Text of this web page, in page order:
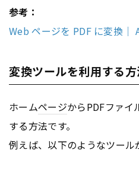
参考：
Web ページを PDF に変換
変換ツールを利用する
ホームページからPDFファイ
する方法です。
例えば、以下のようなツール